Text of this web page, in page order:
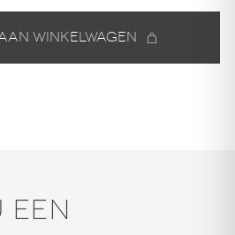
winkelwagen
EEN